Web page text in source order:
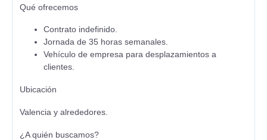
Qué ofrecemos
Contrato indefinido.
Jornada de 35 horas semanales.
Vehículo de empresa para desplazamientos a
clientes.
Ubicación
Valencia y alrededores.
¿A quién buscamos?